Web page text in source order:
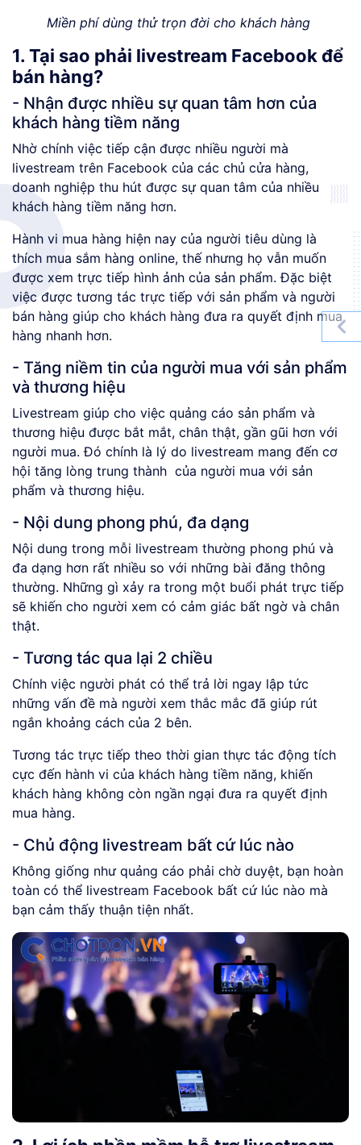
Miền phí dùng thử trọn đời cho khách hàng
1. Tại sao phải livestream Facebook để
bán hàng?
- Nhận được nhiều sự quan tâm hơn của
khách hàng tiềm năng
Nhờ chính việc tiếp cận được nhiều người mà
livestream trên Facebook của các chủ cửa hàng,
doanh nghiệp thu hút được sự quan tâm của nhiều
khách hàng tiềm năng hơn.
Hành vi mua hàng hiện nay của người tiêu dùng là
thích mua sắm hàng online, thế nhưng họ vẫn muốn
được xem trực tiếp hình ảnh của sản phẩm. Đặc biệt
việc được tương tác trực tiếp với sản phẩm và người
bán hàng giúp cho khách hàng đưa ra quyết định mua
hàng nhanh hơn.
- Tăng niềm tin của người mua với sản phẩm
và thương hiệu
Livestream giúp cho việc quảng cáo sản phẩm và
thương hiệu được bắt mắt, chân thật, gần gũi hơn với
người mua. Đó chính là lý do livestream mang đến cơ
hội tăng lòng trung thành của người mua với sản
phẩm và thương hiệu.
- Nội dung phong phú, đa dạng
Nội dung trong mỗi livestream thường phong phú và
đa dạng hơn rất nhiều so với những bài đăng thông
thường. Những gì xảy ra trong một buổi phát trực tiếp
sẽ khiến cho người xem có cảm giác bất ngờ và chân
thật.
- Tương tác qua lại 2 chiều
Chính việc người phát có thể trả lời ngay lập tức
những vấn đề mà người xem thắc mắc đã giúp rút
ngắn khoảng cách của 2 bên.
Tương tác trực tiếp theo thời gian thực tác động tích
cực đến hành vi của khách hàng tiềm năng, khiến
khách hàng không còn ngần ngại đưa ra quyết định
mua hàng.
- Chủ động livestream bất cứ lúc nào
Không giống như quảng cáo phải chờ duyệt, bạn hoàn
toàn có thể livestream Facebook bất cứ lúc nào mà
bạn cảm thấy thuận tiện nhất.